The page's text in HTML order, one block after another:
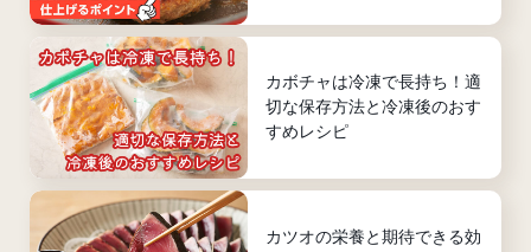
カボチャは冷凍で長持ち！適
切な保存方法と冷凍後のおす
すめレシピ
カツオの栄養と期待できる効